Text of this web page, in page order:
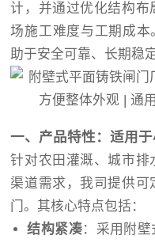
计，并通过优化结构布
场施工难度与工期成
助于安全可靠、长期稳
一、产品特性：适用
针对农田灌溉、城市排
渠道需求，我司提供可
门。其核心特点包括：
结构紧凑：采用附壁